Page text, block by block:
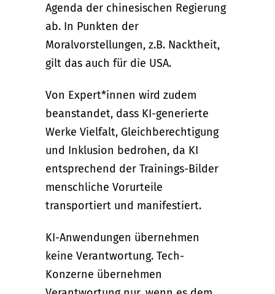
Agenda der chinesischen Regierung
ab. In Punkten der
Moralvorstellungen, z.B. Nacktheit,
gilt das auch für die USA.
Von Expert*innen wird zudem
beanstandet, dass KI-generierte
Werke Vielfalt, Gleichberechtigung
und Inklusion bedrohen, da KI
entsprechend der Trainings-Bilder
menschliche Vorurteile
transportiert und manifestiert.
KI-Anwendungen übernehmen
keine Verantwortung. Tech-
Konzerne übernehmen